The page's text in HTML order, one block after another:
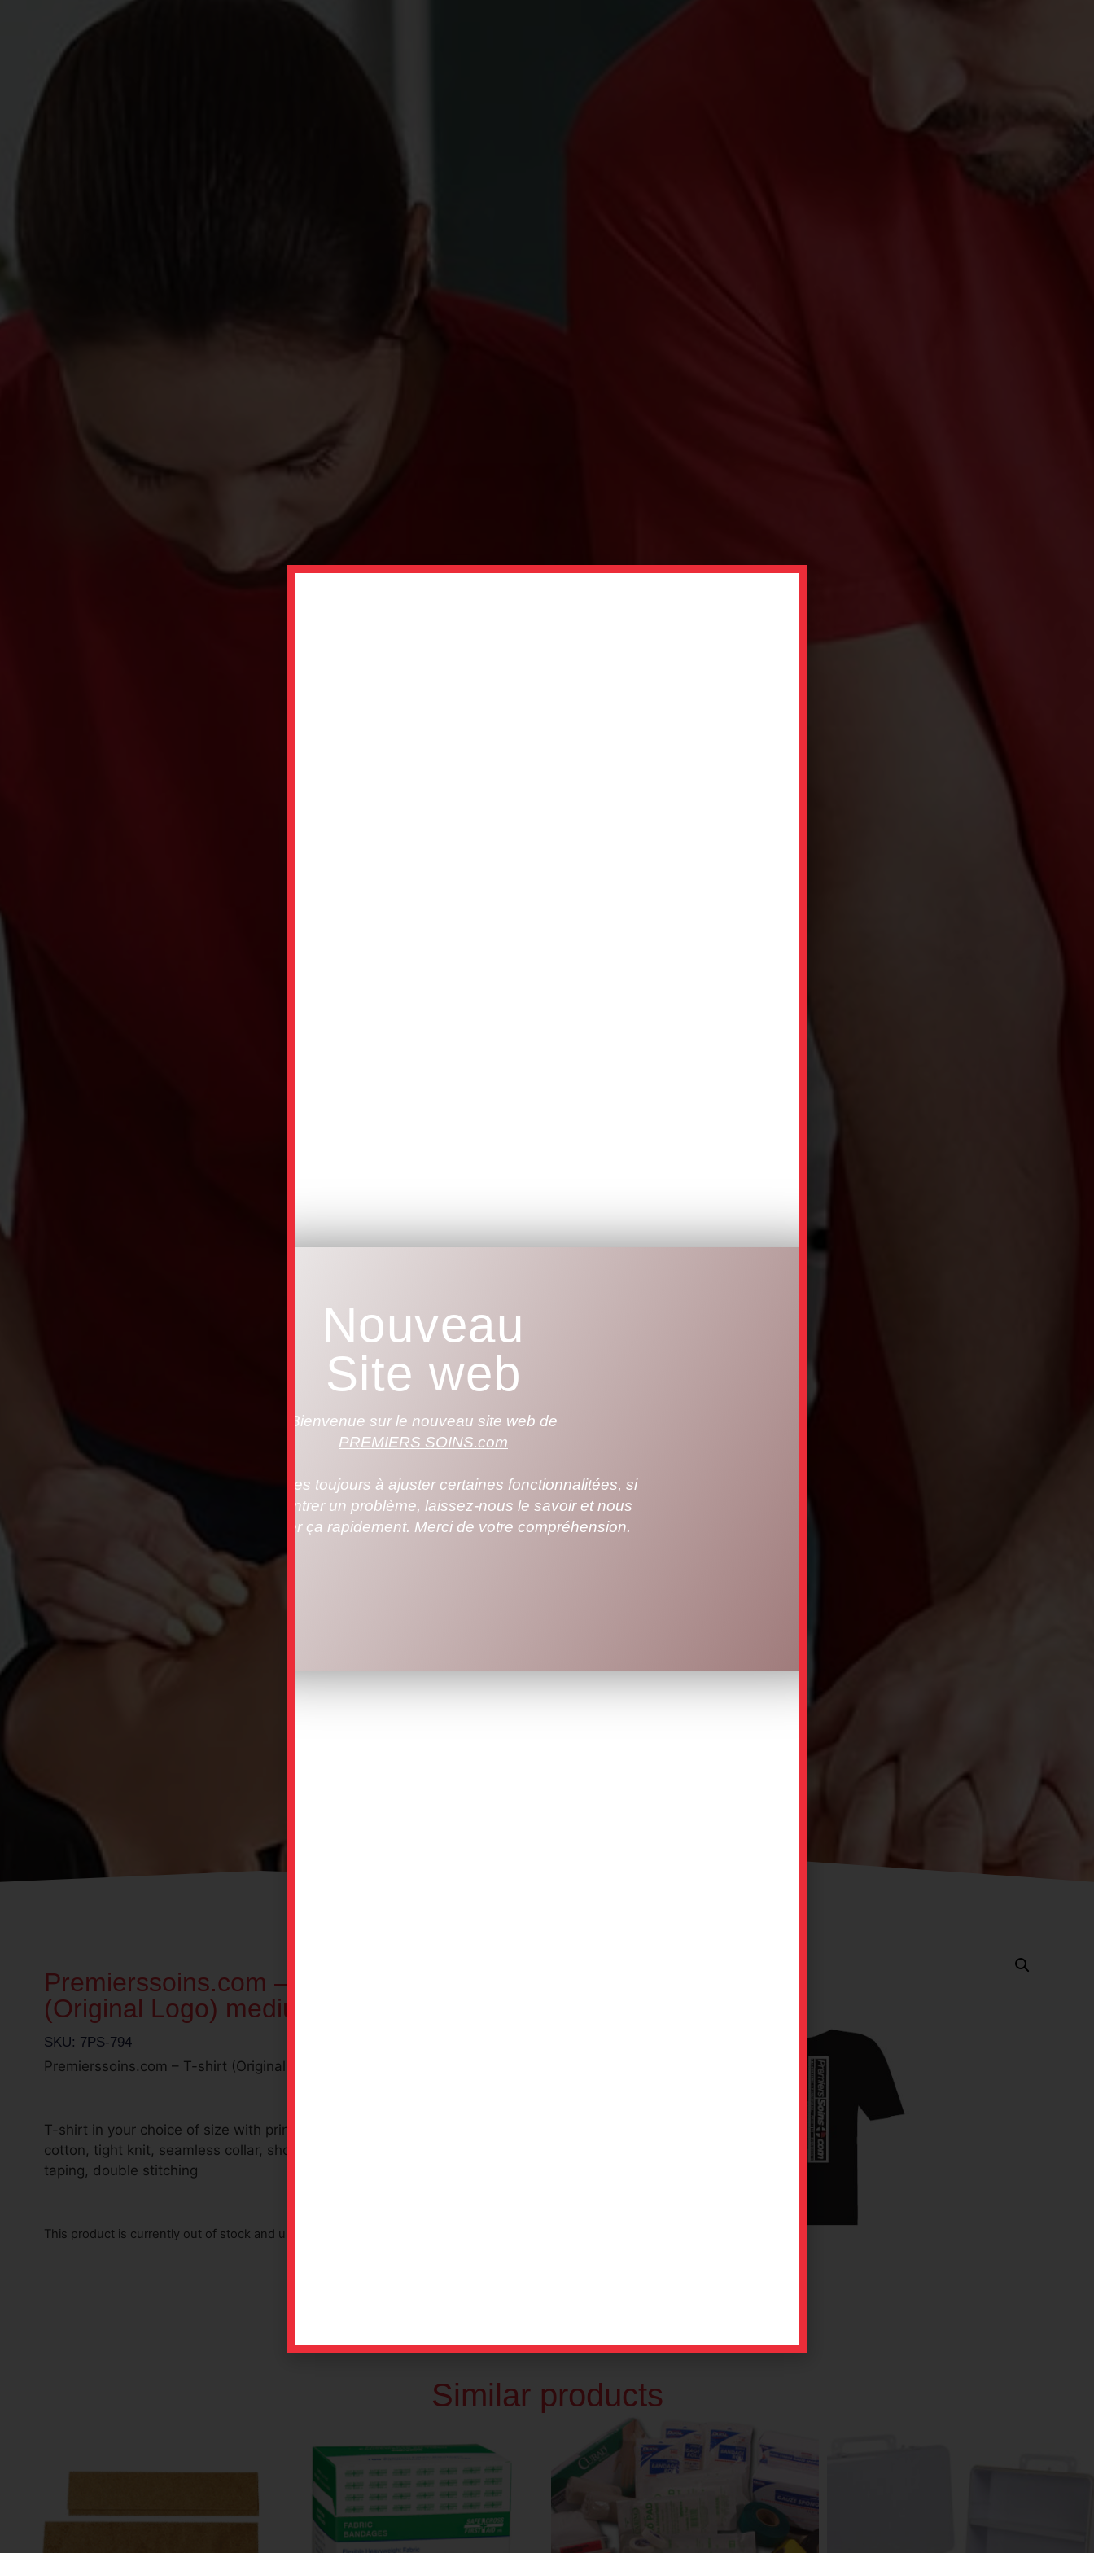
Premierssoins.com – T-shirt
(Original Logo) medium black
SKU: 7PS-794
Premierssoins.com – T-shirt (Original Logo – Size Selection)
T-shirt in your choice of size with print, 100% preshrunk
cotton, tight knit, seamless collar, shoulder-to-shoulder
taping, double stitching
This product is currently out of stock and unavailable.
Similar products
Nouveau
Site web
Bienvenue sur le nouveau site web de
PREMIERS SOINS.com
Nous sommes toujours à ajuster certaines fonctionnalitées, si
vous rencontrer un problème, laissez-nous le savoir et nous
allons régler ça rapidement. Merci de votre compréhension.